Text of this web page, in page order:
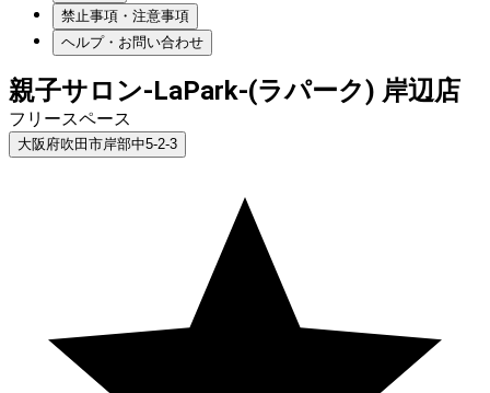
禁止事項・注意事項
ヘルプ・お問い合わせ
親子サロン-LaPark-(ラパーク) 岸辺店
フリースペース
大阪府吹田市岸部中5-2-3